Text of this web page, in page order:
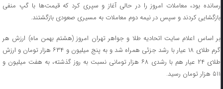
رسانده بود، معاملات امروز را در حالی آغاز و سپری کرد که قیمت‌ها با گپ منفی
بازگشایی کردند و سپس در نیمه دوم معاملات به مسیری صعودی بازگشتند.
بر اساس اعلام سایت اتحادیه طلا و جواهر تهران امروز (هشتم بهمن ماه) ارزش هر
گرم طلای ۱۸ عیار با رشد جزئی همراه شد و به پنج میلیون و ۶۳۴ هزار تومان و ارزش
طلای ۲۴ عیار هم با رشدی ۶۸ هزار تومانی نسبت به روز گذشته،‌ به هفت میلیون و
۵۱۱ هزار تومان رسید.